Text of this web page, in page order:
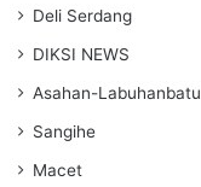
Deli Serdang
DIKSI NEWS
Asahan-Labuhanbatu
Sangihe
Macet